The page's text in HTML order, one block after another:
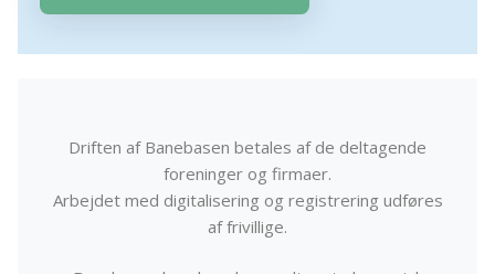
Driften af Banebasen betales af de deltagende
foreninger og firmaer.
Arbejdet med digitalisering og registrering udføres
af frivillige.